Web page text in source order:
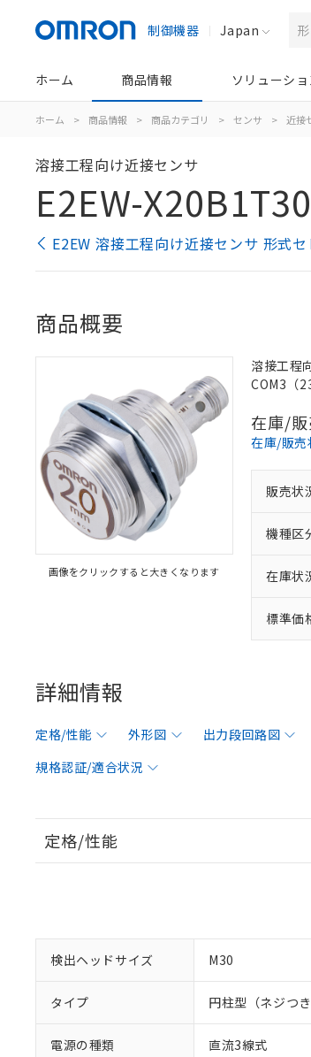
制御機器 Japan
ホーム 商品情報 ソリューショ
ホーム > 商品情報 > 商品カテゴリ > センサ > 近接
溶接工程向け近接センサ
E2EW-
E2EW 溶接工程向け近接センサ 形式セ
商品概要
画像をクリックすると大きくなります
溶接工程
COM3（
在庫/
在庫/販売
販売状
機種区
在庫状
標準価
詳細情報
定格/性能 外形図 出力段回路図
規格認証/適合状況
定格/性能
検出ヘッドサイズ M30
タイプ 円柱型（ネジつ
電源の種類 直流3線式